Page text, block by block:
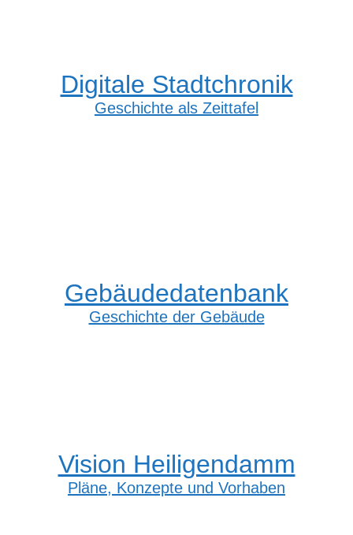
Digitale Stadtchronik
Geschichte als Zeittafel
Gebäudedatenbank
Geschichte der Gebäude
Vision Heiligendamm
Pläne, Konzepte und Vorhaben